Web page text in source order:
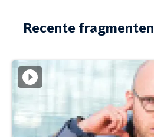
Recente fragmenten